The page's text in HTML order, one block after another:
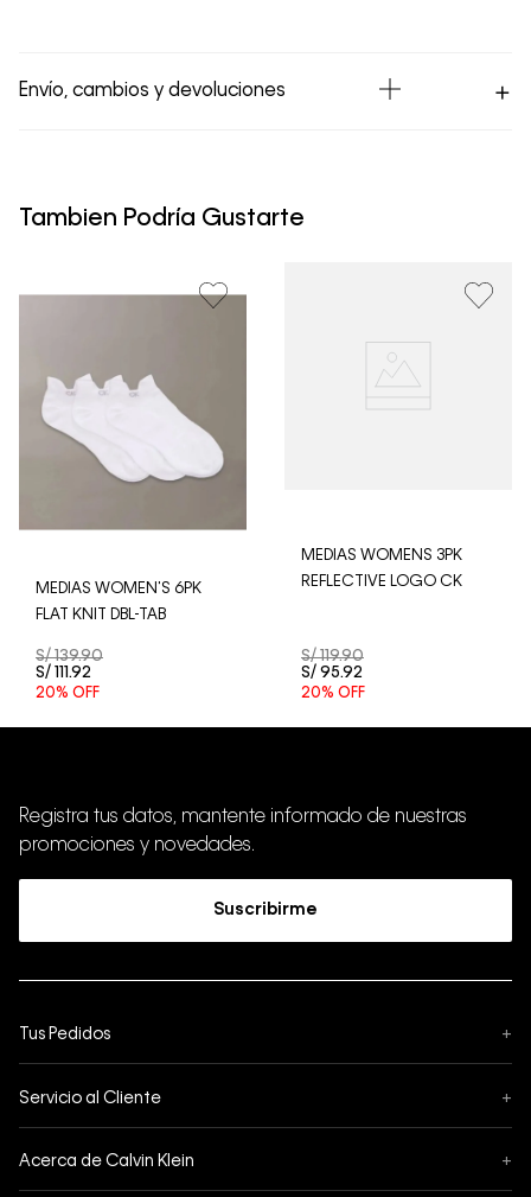
Envío, cambios y devoluciones
hábiles para envíos a provincia. Envíos gratis en Lima
procesará desde el día hábil siguiente. Por higiene y
aceptamos devoluciones en ropa interior y trajes de
Tambien Podría Gustarte
MEDIAS WOMEN'S 6PK
FLAT KNIT DBL-TAB
S/ 139.90
S/ 111 .92
20% OFF
MEDIAS WOMENS 3PK
REFLECTIVE LOGO CK
S/ 119.90
S/ 95.92
20% OFF
Registra tus datos, mantente informado de nuestras
promociones y novedades.
Suscribirme
Tus Pedidos +
Formas de Pago
Servicio al Cliente +
Acerca de Calvin Klein +